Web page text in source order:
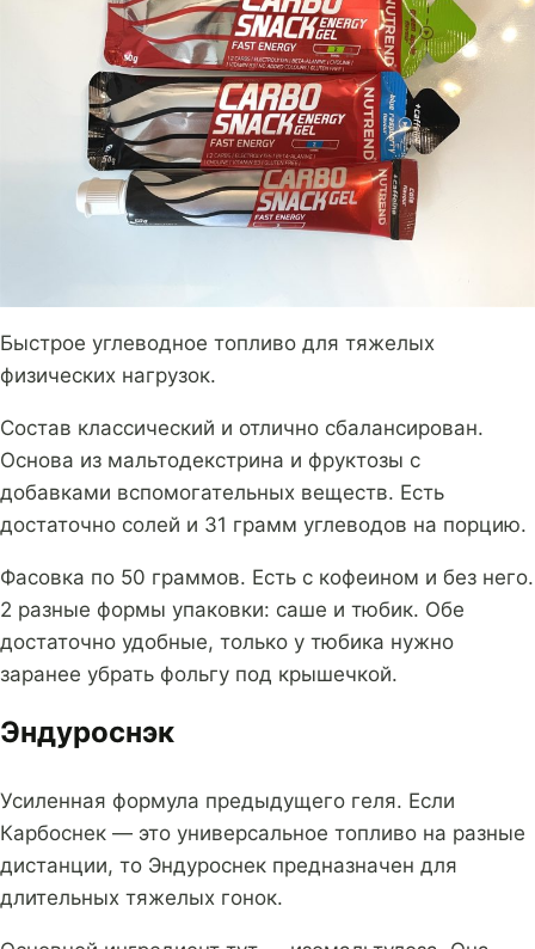
Быстрое углеводное топливо для тяжелых
физических нагрузок.
Состав классический и отлично сбалансирован.
Основа из мальтодекстрина и фруктозы с
добавками вспомогательных веществ. Есть
достаточно солей и 31 грамм углеводов на порцию.
Фасовка по 50 граммов. Есть с кофеином и без него.
2 разные формы упаковки: саше и тюбик. Обе
достаточно удобные, только у тюбика нужно
заранее убрать фольгу под крышечкой.
Эндуроснэк
Усиленная формула предыдущего геля. Если
Карбоснек — это универсальное топливо на разные
дистанции, то Эндуроснек предназначен для
длительных тяжелых гонок.